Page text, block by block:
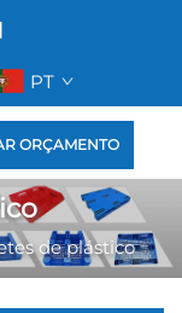
PT
ORÇAMENTO
de plástico